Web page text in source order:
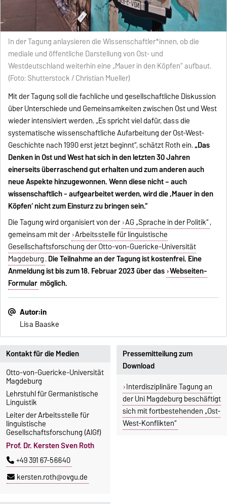
In der Tagung anlaysieren die Wissenschaftler*innen, ob die
mediale und öffentliche Darstellung von Ost- und
Westdeutschland weiterhin eine „Mauer in den Köpfen“ aufbaut.
(Foto: Shutterstock / Christian Mueller)
Mit der Tagung soll die fachliche und gesellschaftliche Diskussion
über Unterschiede und Gemeinsamkeiten zwischen Ost und West
wieder intensiviert werden. „Es spricht viel dafür, dass die
systematische wissenschaftliche Aufarbeitung der Ost-West-
Geschichte nach 1990 erst jetzt beginnt“, schätzt Roth ein.„Das
Denken in Ost und West hat sich in den letzten 30 Jahren
einerseits überraschend gut erhalten und zum anderen auch
neue Aspekte hinzugewonnen. Wenn diese nicht – auch
wissenschaftlich - aufgearbeitet werden, wird die ‚Mauer in den
Köpfen‘ nicht zum Einsturz zu bringen sein.“
Die Tagung wird organisiert von der AG „Sprache in der Politik“,
gemeinsam mit der Arbeitsstelle für linguistische
Gesellschaftsforschung der Otto-von-Guericke-Universität
Magdeburg.Die Teilnahme an der Tagung ist kostenfrei. Eine
Anmeldung ist bis zum 18. Februar 2023 über das Webseiten-
Formular möglich.
Autor:in
Lisa Baaske
Kontakt für die Medien
Otto-von-Guericke-Universität
Magdeburg
Lehrstuhl für Germanistische
Linguistik
Leiter der Arbeitsstelle für
linguistische
Gesellschaftsforschung (AlGf)
Prof. Dr. Kersten Sven Roth
+49 391 67-56640
kersten.roth@ovgu.de
Pressemitteilung zum
Download
Interdisziplinäre Tagung an
der Uni Magdeburg beschäftigt
sich mit fortbestehenden „Ost-
West-Konflikten“